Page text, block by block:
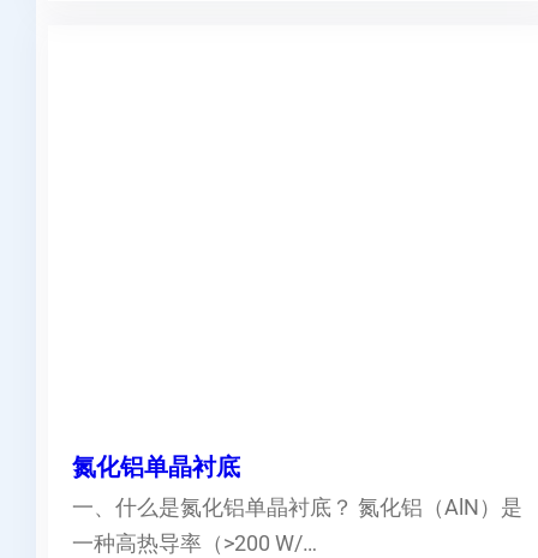
氮化铝单晶衬底
一、什么是氮化铝单晶衬底？ 氮化铝（AlN）是
一种高热导率（>200 W/…